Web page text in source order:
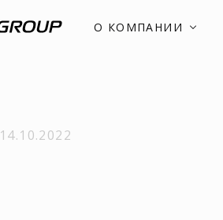
О КОМПАНИИ
14.10.2022